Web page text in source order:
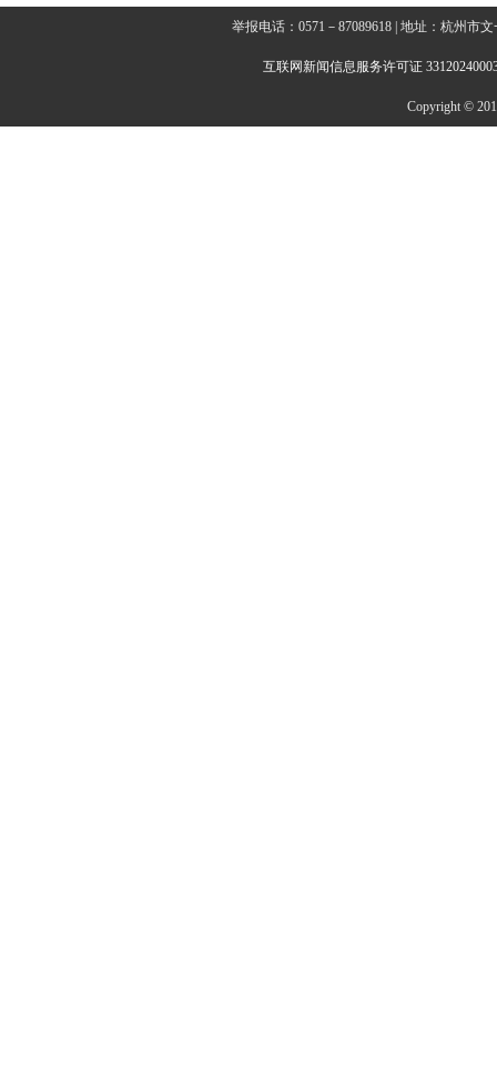
举报电话：0571－87089618 | 地址：杭州市
互联网新闻信息服务许可证
Copyright ©